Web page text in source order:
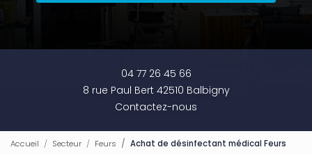
04 77 26 45 66
8 rue Paul Bert 42510 Balbigny
Contactez-nous
Accueil Secteur Feurs Achat de désinfectant médical Feurs